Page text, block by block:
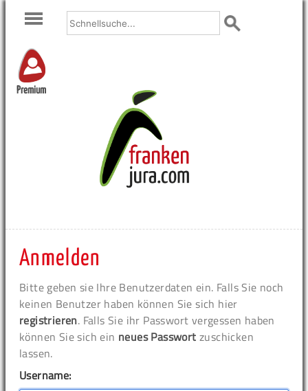
Premium
Anmelden
Bitte geben sie Ihre Benutzerdaten ein. Falls Sie noch
keinen Benutzer haben können Sie sich hier
registrieren. Falls Sie ihr Passwort vergessen haben
können Sie sich ein neues Passwort zuschicken
lassen.
Username: